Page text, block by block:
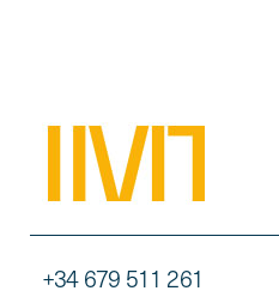
+34 679 511 261